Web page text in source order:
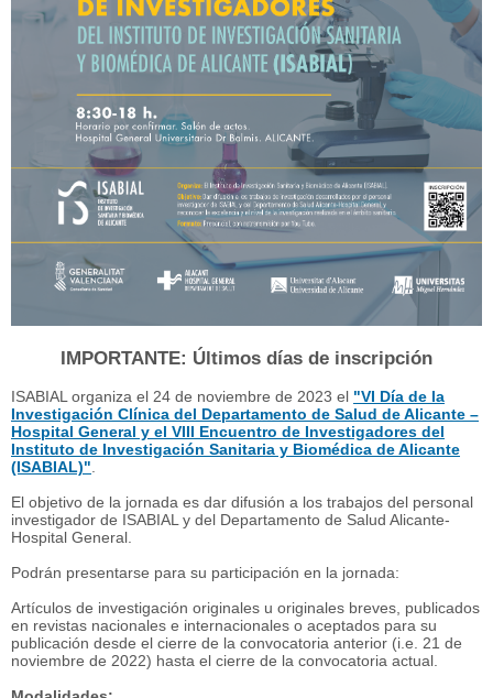
IMPORTANTE: Últimos días de inscripción
ISABIAL organiza el 24 de noviembre de 2023 el "VI Día de la
Investigación Clínica del Departamento de Salud de Alicante –
Hospital General y el VIII Encuentro de Investigadores del
Instituto de Investigación Sanitaria y Biomédica de Alicante
(ISABIAL)"
El objetivo de la jornada es dar difusión a los trabajos del personal
investigador de ISABIAL y del Departamento de Salud Alicante-
Hospital General.
Podrán presentarse para su participación en la jornada:
Artículos de investigación originales u originales breves, publicados
en revistas nacionales e internacionales o aceptados para su
publicación desde el cierre de la convocatoria anterior (i.e. 21 de
noviembre de 2022) hasta el cierre de la convocatoria actual.